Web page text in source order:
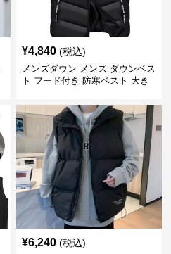
¥4,840 (税込)
メンズダウン メンズ ダウンベス
ト フード付き 防寒ベスト 大き
¥6,240 (税込)